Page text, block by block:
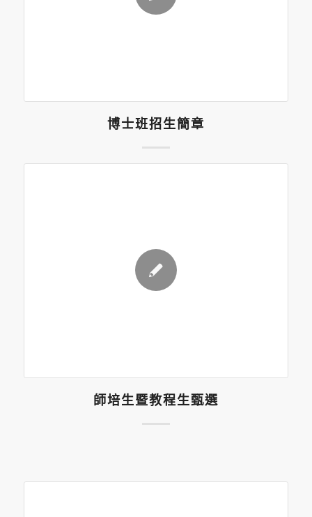
博士班招生簡章
師培生暨教程生甄選